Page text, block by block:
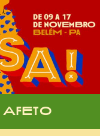
AfEtO